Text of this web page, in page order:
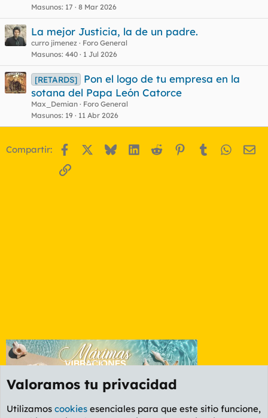
Masunos 17 8 Mar 2026
La mejor Justicia, la de un padre.
curro jimenez
Foro General
Masunos 440 1 Jul 2026
[RETARDS]
Pon el logo de tu empresa en la
sotana del Papa León Catorce
Max_Demian
Foro General
Masunos 19 11 Abr 2026
Compartir: Facebook BlueskyLinkedIn
Reddit Pinterest
Tumblr
Enlace
Valoramos tu privacidad
Utilizamos cookies esenciales para que este sitio funcione,